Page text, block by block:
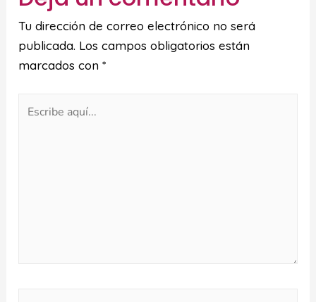
Tu dirección de correo electrónico no será
publicada. Los campos obligatorios están
marcados con*